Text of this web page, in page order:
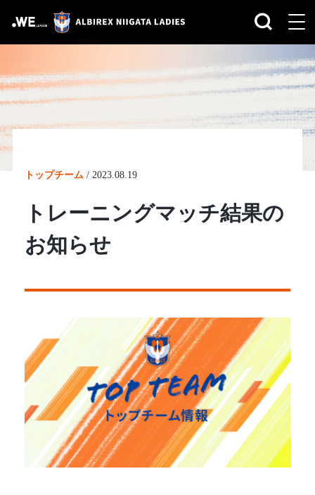
トップチーム / 2023.08.19
トレーニングマッチ結果の
お知らせ